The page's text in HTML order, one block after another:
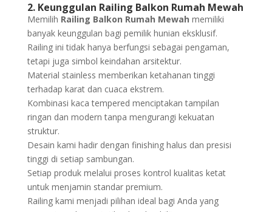
2. Keunggulan Railing Balkon Rumah Mewah
Memilih Railing Balkon Rumah Mewah memiliki
banyak keunggulan bagi pemilik hunian eksklusif.
Railing ini tidak hanya berfungsi sebagai pengaman,
tetapi juga simbol keindahan arsitektur.
Material stainless memberikan ketahanan tinggi
terhadap karat dan cuaca ekstrem.
Kombinasi kaca tempered menciptakan tampilan
ringan dan modern tanpa mengurangi kekuatan
struktur.
Desain kami hadir dengan finishing halus dan presisi
tinggi di setiap sambungan.
Setiap produk melalui proses kontrol kualitas ketat
untuk menjamin standar premium.
Railing kami menjadi pilihan ideal bagi Anda yang